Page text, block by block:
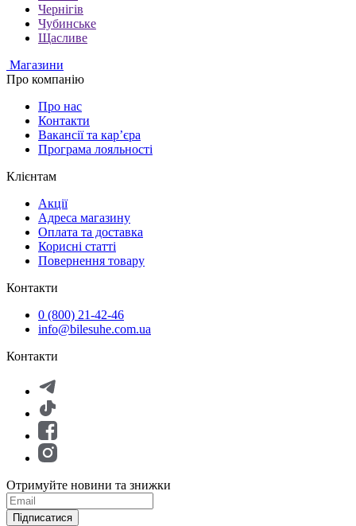
Чернігів
Чубинське
Щасливе
Магазини
Про компанію
Про нас
Контакти
Вакансії та кар’єра
Програма лояльності
Клієнтам
Акції
Адреса магазину
Оплата та доставка
Корисні статті
Повернення товару
Контакти
0 (800) 21-42-46
info@bilesuhe.com.ua
Контакти
Отримуйте новини та знижки
Підписатися